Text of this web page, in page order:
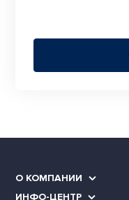
О КОМПАНИИ
ИНФО-ЦЕНТР